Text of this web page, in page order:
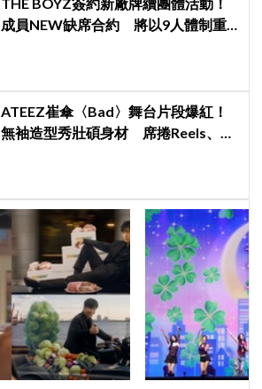
成員NEW缺席合約 將以9人體制重
ATEEZ崔傘〈Bad〉舞台片段爆紅！
無袖造型秀壯碩身材 席捲Reels、